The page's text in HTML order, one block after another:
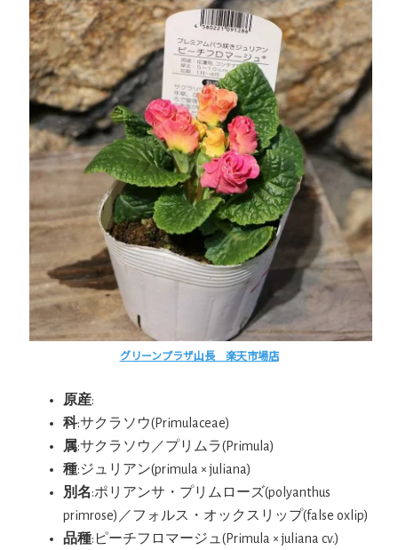
グリーンプラザ山長 楽天市場店
原産:
科:サクラソウ(Primulaceae)
属:サクラソウ／プリムラ(Primula)
種:ジュリアン(primula × juliana)
別名:ポリアンサ・プリムローズ(polyanthus
primrose)／フォルス・オックスリップ(false oxlip)
品種:ピーチフロマージュ(Primula × juliana cv.)